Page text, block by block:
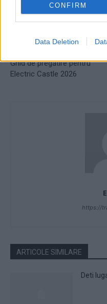
CONFIRM
Data Deletion
VAMA - CADEREA MEA
versuri VAMA - CADEREA MEA
Ghid de pregătire pentru
Electric Castle 2026
https://
ARTICOLE SIMILARE
Deti